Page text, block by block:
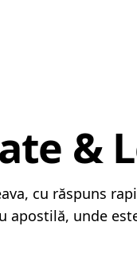
&
cu răspuns
unde